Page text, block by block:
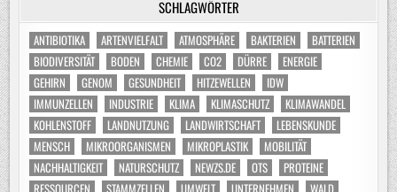
SCHLAGWÖRTER
ANTIBIOTIKA ARTENVIELFALT ATMOSPHÄRE BAKTERIEN
BATTERIEN
BIODIVERSITÄT
BODEN CHEMIE CO2 DÜRRE
ENERGIE
GEHIRN
GENOM GESUNDHEIT HITZEWELLEN
IDW
IMMUNZELLEN
INDUSTRIE KLIMA KLIMASCHUTZ
KLIMAWANDEL
KOHLENSTOFF
LANDNUTZUNG LANDWIRTSCHAFT
LEBENSKUNDE
MENSCH
MIKROORGANISMEN MIKROPLASTIK
MOBILITÄT
NACHHALTIGKEIT
NATURSCHUTZ NEWZS.DE OTS
PROTEINE
RESSOURCEN
STAMMZELLEN UMWELT UNTERNEHMEN
WALD